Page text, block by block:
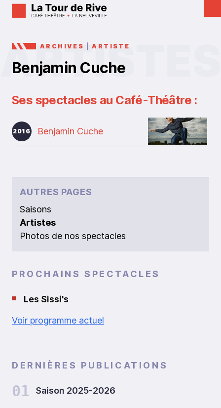
ARCHIVES |ARTISTE
Benjamin Cuche
Ses spectacles au Café-Théâtre :
2016 Benjamin Cuche
AUTRES PAGES
Saisons
Artistes
Photos de nos spectacles
PROCHAINS SPECTACLES
Les Sissi's
Voir programme actuel
DERNIÈRES PUBLICATIONS
01 Saison 2025-2026